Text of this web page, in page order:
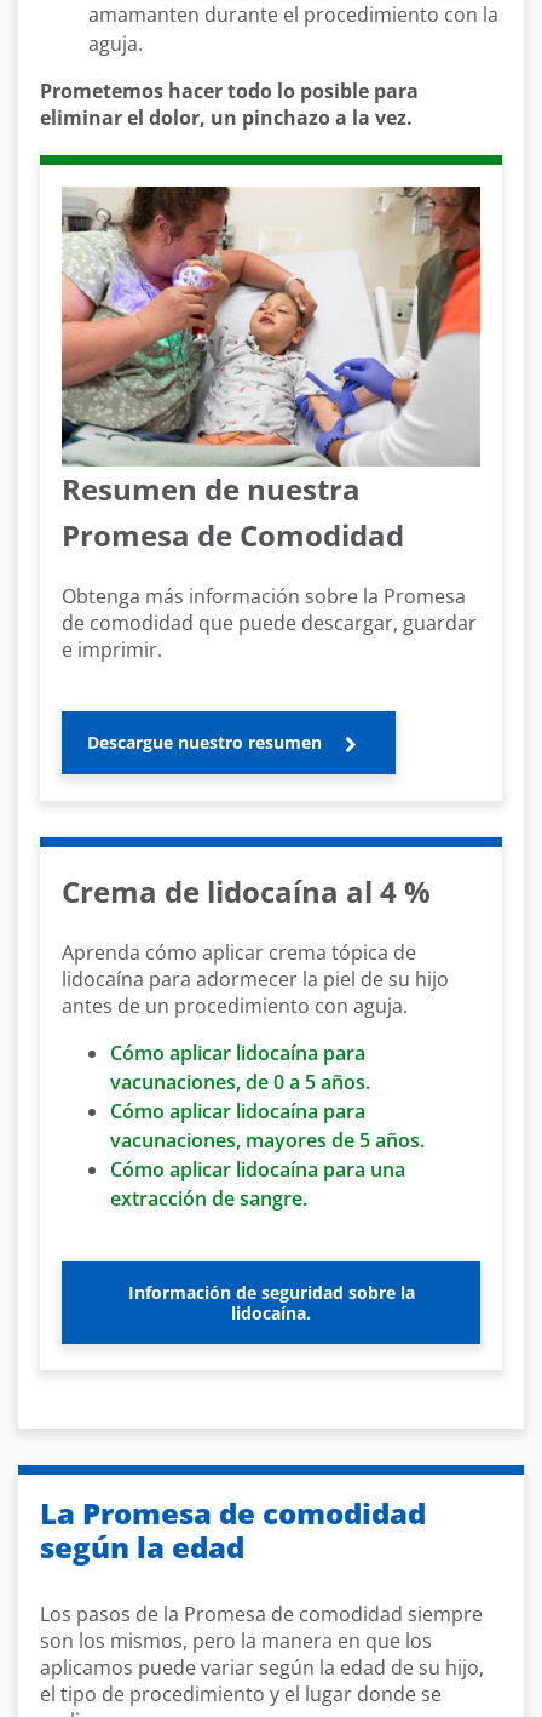
amamanten durante el procedimiento con la
aguja.
Prometemos hacer todo lo posible para
eliminar el dolor, un pinchazo a la vez.
Resumen de nuestra
Promesa de Comodidad
Obtenga más información sobre la Promesa
de comodidad que puede descargar, guardar
e imprimir.
Descargue nuestro resumen
Crema de lidocaína al 4 %
Aprenda cómo aplicar crema tópica de
lidocaína para adormecer la piel de su hijo
antes de un procedimiento con aguja.
Cómo aplicar lidocaína para
vacunaciones, de 0 a 5 años.
Cómo aplicar lidocaína para
vacunaciones, mayores de 5 años.
Cómo aplicar lidocaína para una
extracción de sangre.
Información de seguridad sobre la
lidocaína.
La Promesa de comodidad
según la edad
Los pasos de la Promesa de comodidad siempre
son los mismos, pero la manera en que los
aplicamos puede variar según la edad de su hijo,
el tipo de procedimiento y el lugar donde se